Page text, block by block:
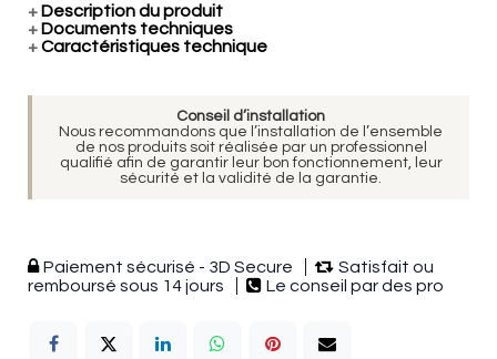
+ Description du produit
+ Documents techniques
+Caractéristiques technique
Conseil d’installation
Nous recommandons que l’installation de l’ensemble
de nos produits soit réalisée par un professionnel
qualifié afin de garantir leur bon fonctionnement, leur
sécurité et la validité de la garantie.
Paiement sécurisé - 3D Secure
Satisfait ou
remboursé sous 14 jours
Le conseil par des pro